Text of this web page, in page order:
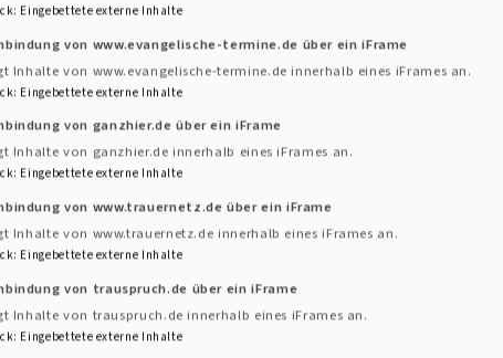
-
: Eingebettete externe Inhalte
von www.evangelische-termine.de über ein iFrame
Inhalte von www.evangelische-termine.de innerhalb eines iFrames an.
: Eingebettete externe Inhalte
von ganzhier.de über ein iFrame
Inhalte von ganzhier.de innerhalb eines iFrames an.
: Eingebettete externe Inhalte
von www.trauernetz.de über ein iFrame
Inhalte von www.trauernetz.de innerhalb eines iFrames an.
: Eingebettete externe Inhalte
von trauspruch.de über ein iFrame
Inhalte von trauspruch.de innerhalb eines iFrames an.
: Eingebettete externe Inhalte